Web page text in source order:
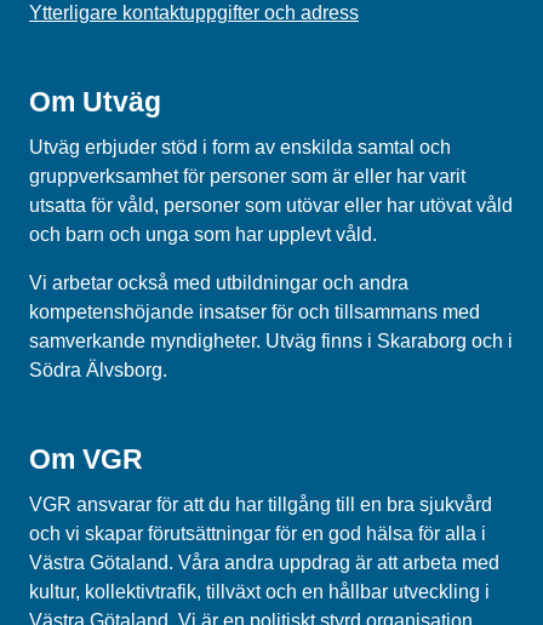
Ytterligare kontaktuppgifter och adress
Om Utväg
Utväg erbjuder stöd i form av enskilda samtal och
gruppverksamhet för personer som är eller har varit
utsatta för våld, personer som utövar eller har utövat våld
och barn och unga som har upplevt våld.
Vi arbetar också med utbildningar och andra
kompetenshöjande insatser för och tillsammans med
samverkande myndigheter. Utväg finns i Skaraborg och i
Södra Älvsborg.
Om VGR
VGR ansvarar för att du har tillgång till en bra sjukvård
och vi skapar förutsättningar för en god hälsa för alla i
Västra Götaland. Våra andra uppdrag är att arbeta med
kultur, kollektivtrafik, tillväxt och en hållbar utveckling i
Västra Götaland. Vi är en politiskt styrd organisation.